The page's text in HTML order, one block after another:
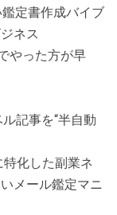
定書作成バイブ
ネス
やった方が早
記事を“半自動
化した副業ネ
メール鑑定マニ